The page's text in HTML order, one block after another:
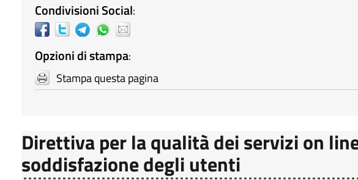
Condivisioni Social:
Opzioni di stampa:
Stampa questa pagina
Direttiva per la qualità dei servizi on
soddisfazione degli utenti